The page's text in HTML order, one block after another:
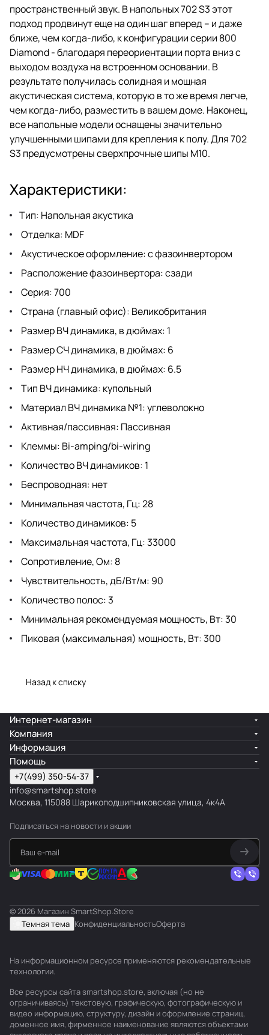
пространственный звук. В напольных 702 S3 этот
подход продвинут еще на один шаг вперед – и даже
ближе, чем когда-либо, к конфигурации серии 800
Diamond - благодаря переориентации порта вниз с
выходом воздуха на встроенном основании. В
результате получилась солидная и мощная
акустическая система, которую в то же время легче,
чем когда-либо, разместить в вашем доме. Наконец,
все напольные модели оснащены значительно
улучшенными шипами для крепления к полу. Для 702
S3 предусмотрены сверхпрочные шипы M10.
Характеристики:
Тип: Напольная акустика
Отделка: MDF
Акустическое оформление: с фазоинвертором
Расположение фазоинвертора: сзади
Серия: 700
Страна (главный офис): Великобритания
Размер ВЧ динамика, в дюймах: 1
Размер СЧ динамика, в дюймах: 6
Размер НЧ динамика, в дюймах: 6.5
Тип ВЧ динамика: купольный
Материал ВЧ динамика №1: углеволокно
Активная/пассивная: Пассивная
Клеммы: Bi-amping/bi-wiring
Количество ВЧ динамиков: 1
Беспроводная: нет
Минимальная частота, Гц: 28
Количество динамиков: 5
Максимальная частота, Гц: 33000
Сопротивление, Ом: 8
Чувствительность, дБ/Вт/м: 90
Количество полос: 3
Минимальная рекомендуемая мощность, Вт: 30
Пиковая (максимальная) мощность, Вт: 300
Назад к списку
Интернет-магазин
Компания
Информация
Помощь
+7(499) 350-54-37
info@smartshop.store
Москва, 115088 Шарикоподшипниковская улица, 4к4А
Подписаться на новости и акции
© 2026 Магазин SmartShop.Store
Темная тема КонфиденциальностьОферта
На информационном ресурсе применяются рекомендательные
технологии.
Все ресурсы сайта smartshop.store, включая (но не
ограничиваясь) текстовую, графическую, фотографическую и
видео информацию, структуру, дизайн и оформление страниц,
доменное имя, фирменное наименование являются объектами